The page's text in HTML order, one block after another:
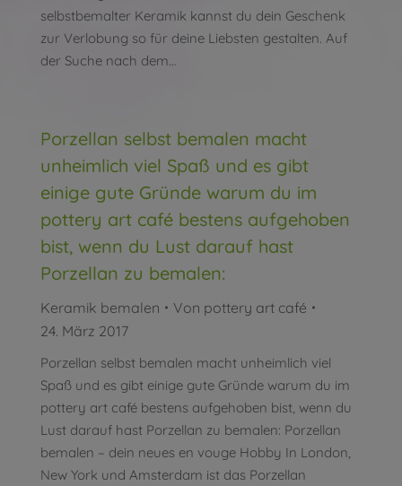
selbstbemalter Keramik kannst du dein Geschenk
zur Verlobung so für deine Liebsten gestalten. Auf
der Suche nach dem…
Porzellan selbst bemalen macht
unheimlich viel Spaß und es gibt
einige gute Gründe warum du im
pottery art café bestens aufgehoben
bist, wenn du Lust darauf hast
Porzellan zu bemalen:
Keramik bemalen Von pottery art café
24. März 2017
Porzellan selbst bemalen macht unheimlich viel
Spaß und es gibt einige gute Gründe warum du im
pottery art café bestens aufgehoben bist, wenn du
Lust darauf hast Porzellan zu bemalen: Porzellan
bemalen – dein neues en vouge Hobby In London,
New York und Amsterdam ist das Porzellan